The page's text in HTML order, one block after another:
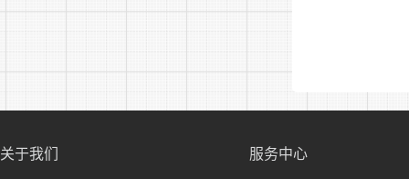
关于我们 服务中心